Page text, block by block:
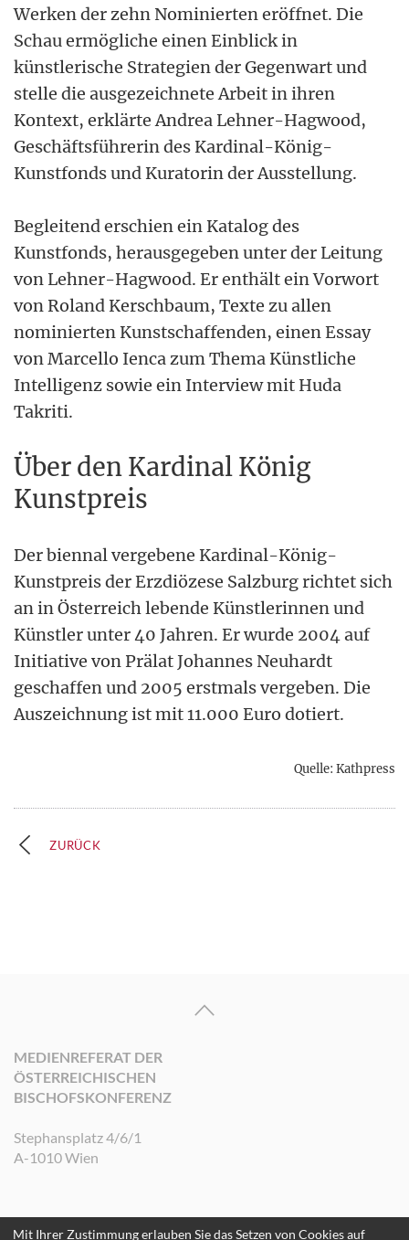
Werken der zehn Nominierten eröffnet. Die
Schau ermögliche einen Einblick in
künstlerische Strategien der Gegenwart und
stelle die ausgezeichnete Arbeit in ihren
Kontext, erklärte Andrea Lehner-Hagwood,
Geschäftsführerin des Kardinal-König-
Kunstfonds und Kuratorin der Ausstellung.
Begleitend erschien ein Katalog des
Kunstfonds, herausgegeben unter der Leitung
von Lehner-Hagwood. Er enthält ein Vorwort
von Roland Kerschbaum, Texte zu allen
nominierten Kunstschaffenden, einen Essay
von Marcello Ienca zum Thema Künstliche
Intelligenz sowie ein Interview mit Huda
Takriti.
Über den Kardinal König
Kunstpreis
Der biennal vergebene Kardinal-König-
Kunstpreis der Erzdiözese Salzburg richtet sich
an in Österreich lebende Künstlerinnen und
Künstler unter 40 Jahren. Er wurde 2004 auf
Initiative von Prälat Johannes Neuhardt
geschaffen und 2005 erstmals vergeben. Die
Auszeichnung ist mit 11.000 Euro dotiert.
Quelle: Kathpress
ZURÜCK
MEDIENREFERAT DER
ÖSTERREICHISCHEN
BISCHOFSKONFERENZ
Stephansplatz 4/6/1
A-1010 Wien
Mit Ihrer Zustimmung erlauben Sie das Setzen von Cookies auf